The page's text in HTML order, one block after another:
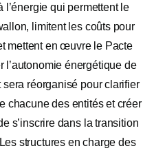
l’énergie qui permettent le
limitent les coûts pour
mettent en œuvre le Pacte
l’autonomie énergétique de
sera réorganisé pour clarifier
chacune des entités et créer
s’inscrire dans la transition
structures en charge des